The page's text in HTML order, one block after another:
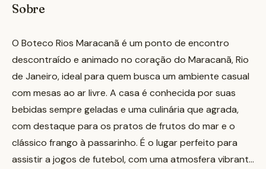
Sobre
O Boteco Rios Maracanã é um ponto de encontro
descontraído e animado no coração do Maracanã, Rio
de Janeiro, ideal para quem busca um ambiente casual
com mesas ao ar livre. A casa é conhecida por suas
bebidas sempre geladas e uma culinária que agrada,
com destaque para os pratos de frutos do mar e o
clássico frango à passarinho. É o lugar perfeito para
assistir a jogos de futebol, com uma atmosfera vibrante